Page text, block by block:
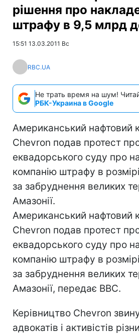
рішення про
штрафу в 9,5 млрд
15:51 13.03.2011 Вс
RBC.UA
Не трать время на шум!
РБК-Украина в Google
Американський нафтовий
Chevron подав протест
еквадорського суду про
компанію штрафу в
за забруднення великих
Амазонії.
Американський нафтовий
Chevron подав протест
еквадорського суду про
компанію штрафу в
за забруднення великих
Амазонії, передає BBC.
Керівництво Chevron
адвокатів і активістів